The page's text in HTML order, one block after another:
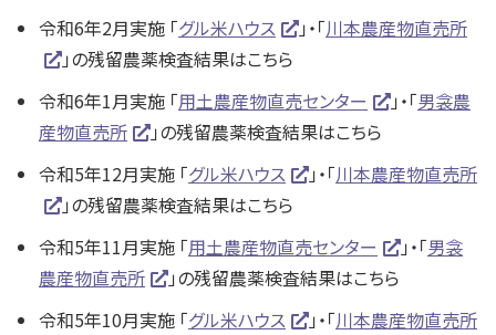
令和6年2月実施 「グル米ハウス 」・「川本農産物直売所
」の残留農薬検査結果はこちら
令和6年1月実施 「用土農産物直売センター 」・「男衾農
産物直売所
」の残留農薬検査結果はこちら
令和5年12月実施 「グル米ハウス 」・「川本農産物直売所
」の残留農薬検査結果はこちら
令和5年11月実施 「用土農産物直売センター 」・「男衾
農産物直売所
」の残留農薬検査結果はこちら
令和5年10月実施 「グル米ハウス 」・「川本農産物直売所